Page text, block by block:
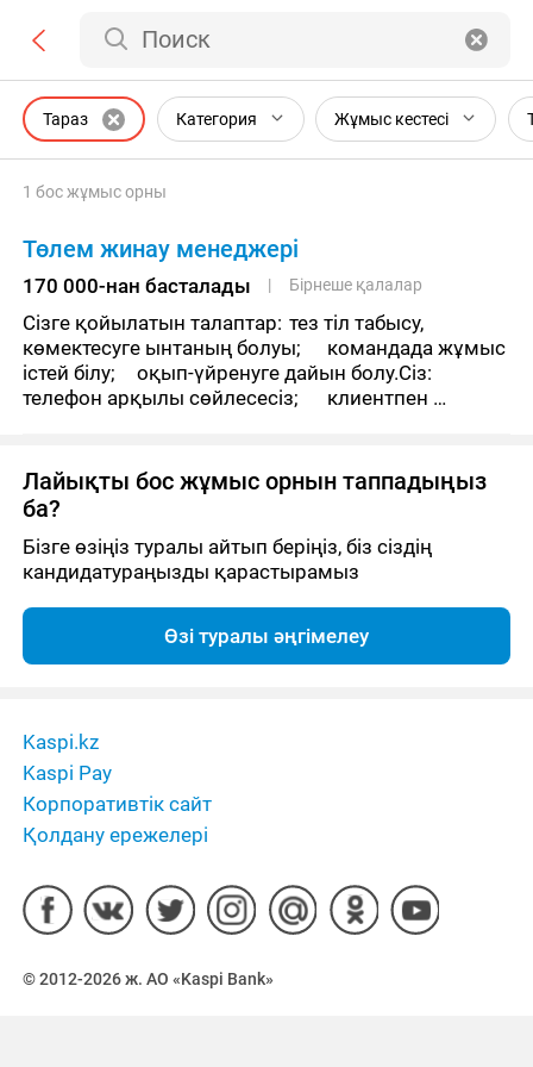
Поиск
Тараз Категория Жұмыс кестесі
1 бос жұмыс орны
Төлем жинау менеджері
170 000-нан басталады Бірнеше қалалар
Сізге қойылатын талаптар:	тез тіл табысу,
көмектесуге ынтаның болуы;	командада жұмыс
істей білу;	оқып-үйренуге дайын болу.Сіз:
телефон арқылы сөйлесесіз;	клиентпен
Лайықты бос жұмыс орнын таппадыңыз
ба?
Бізге өзіңіз туралы айтып беріңіз, біз сіздің
кандидатураңызды қарастырамыз
Өзі туралы әңгімелеу
Kaspi.kz
Kaspi Pay
Корпоративтік сайт
Қолдану ережелері
© 2012-2026 ж. АО «Kaspi Bank»